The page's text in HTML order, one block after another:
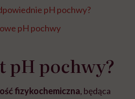
pH pochwy?
pH pochwy
pH pochwy?
fizykochemiczna, będąca